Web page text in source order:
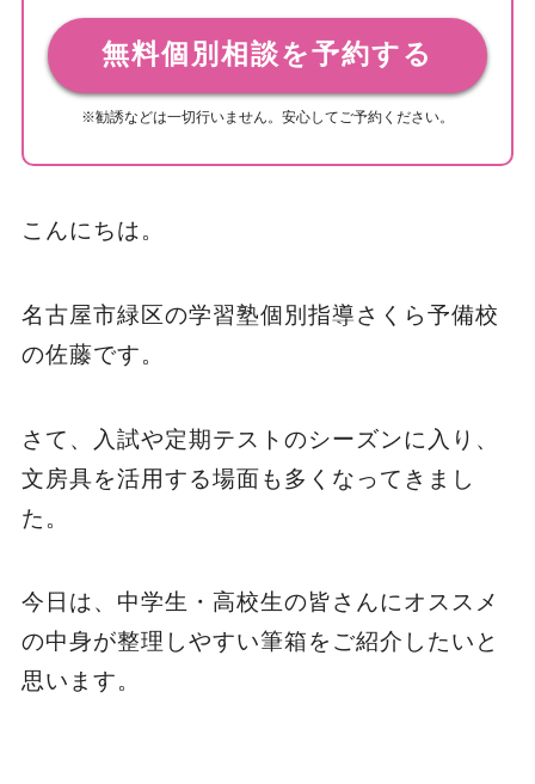
無料個別相談を予約する
※勧誘などは一切行いません。安心してご予約ください。
こんにちは。
名古屋市緑区の学習塾個別指導さくら予備校
の佐藤です。
さて、入試や定期テストのシーズンに入り、
文房具を活用する場面も多くなってきまし
た。
今日は、中学生・高校生の皆さんにオススメ
の中身が整理しやすい筆箱をご紹介したいと
思います。